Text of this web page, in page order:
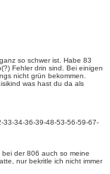
so schwer ist. Habe 83
Fehler drin sind. Bei einigen
nicht grün bekommen.
was hast du da als
33-34-36-39-48-53-56-59-67-
der 806 auch so meine
nur bekritle ich nicht immer